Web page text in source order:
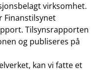
virksomhet.
Finanstilsynet
Tilsynsrapporten
og publiseres på
kan vi fatte et